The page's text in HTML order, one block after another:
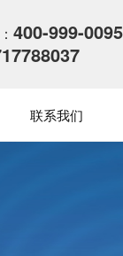
400-999-0095
联系我们